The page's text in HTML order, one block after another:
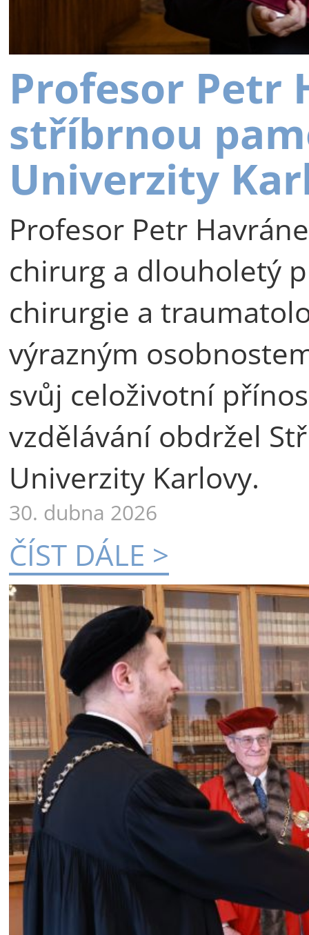
Profesor Petr
stříbrnou
Univerzity
Profesor Petr
chirurg a dlouholetý
chirurgie a
výrazným
svůj celoživotní
vzdělávání obdržel
Univerzity Karlovy.
30. dubna 2026
ČÍST DÁLE >